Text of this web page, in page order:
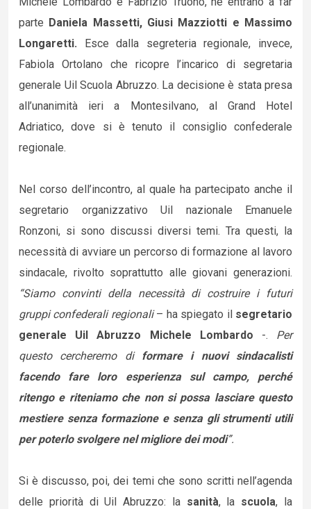
parte Daniela Massetti, Giusi Mazziotti e Massimo
Longaretti. Esce dalla segreteria regionale, invece,
Fabiola Ortolano che ricopre l’incarico di segretaria
generale Uil Scuola Abruzzo. La decisione è stata presa
all’unanimità ieri a Montesilvano, al Grand Hotel
Adriatico, dove si è tenuto il consiglio confederale
regionale.
Nel corso dell’incontro, al quale ha partecipato anche il
segretario organizzativo Uil nazionale Emanuele
Ronzoni, si sono discussi diversi temi. Tra questi, la
necessità di avviare un percorso di formazione al lavoro
sindacale, rivolto soprattutto alle giovani generazioni.
“Siamo convinti della necessità di costruire i futuri
gruppi confederali regionali– ha spiegato il segretario
generale Uil Abruzzo Michele Lombardo -. Per
questo cercheremo di formare i nuovi sindacalisti
facendo fare loro esperienza sul campo, perché
ritengo e riteniamo che non si possa lasciare questo
mestiere senza formazione e senza gli strumenti utili
per poterlo svolgere nel migliore dei modi”.
Si è discusso, poi, dei temi che sono scritti nell’agenda
delle priorità di Uil Abruzzo: la sanità, la scuola, la